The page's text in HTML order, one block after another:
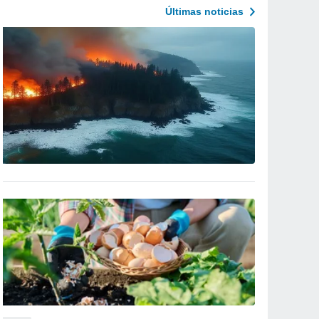
Últimas noticias